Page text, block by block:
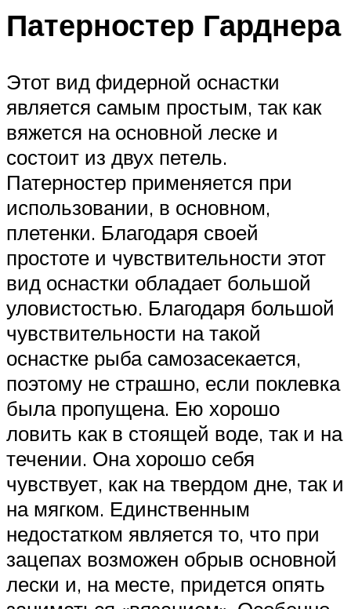
Патерностер Гарднера
Этот вид фидерной оснастки
является самым простым, так как
вяжется на основной леске и
состоит из двух петель.
Патерностер применяется при
использовании, в основном,
плетенки. Благодаря своей
простоте и чувствительности этот
вид оснастки обладает большой
уловистостью. Благодаря большой
чувствительности на такой
оснастке рыба самозасекается,
поэтому не страшно, если поклевка
была пропущена. Ею хорошо
ловить как в стоящей воде, так и на
течении. Она хорошо себя
чувствует, как на твердом дне, так и
на мягком. Единственным
недостатком является то, что при
зацепах возможен обрыв основной
лески и, на месте, придется опять